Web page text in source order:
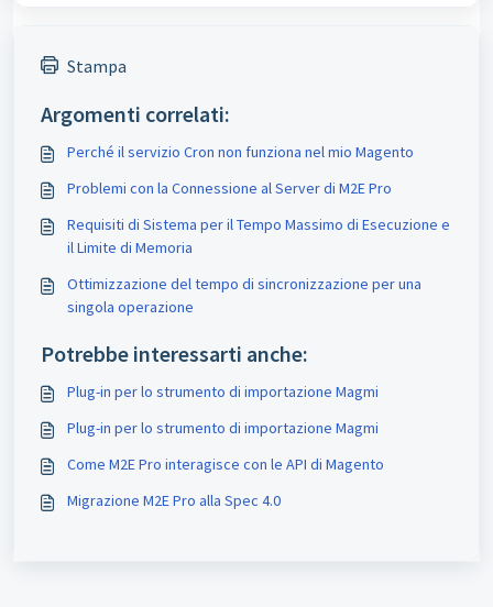
Stampa
Argomenti correlati:
Perché il servizio Cron non funziona nel mio Magento
Problemi con la Connessione al Server di M2E Pro
Requisiti di Sistema per il Tempo Massimo di Esecuzione e
il Limite di Memoria
Ottimizzazione del tempo di sincronizzazione per una
singola operazione
Potrebbe interessarti anche:
Plug-in per lo strumento di importazione Magmi
Plug-in per lo strumento di importazione Magmi
Come M2E Pro interagisce con le API di Magento
Migrazione M2E Pro alla Spec 4.0